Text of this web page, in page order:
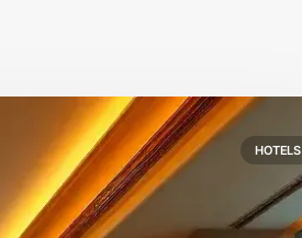
HOTELS